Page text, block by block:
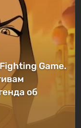
Game.
об